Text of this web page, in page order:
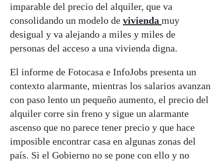
imparable del precio del alquiler, que va
consolidando un modelo de vivienda muy
desigual y va alejando a miles y miles de
personas del acceso a una vivienda digna.
El informe de Fotocasa e InfoJobs presenta un
contexto alarmante, mientras los salarios avanzan
con paso lento un pequeño aumento, el precio del
alquiler corre sin freno y sigue un alarmante
ascenso que no parece tener precio y que hace
imposible encontrar casa en algunas zonas del
país. Si el Gobierno no se pone con ello y no